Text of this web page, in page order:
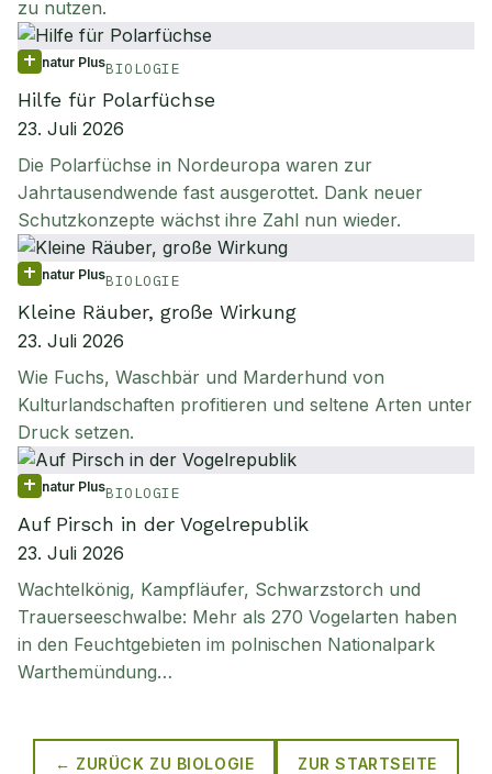
zu nutzen.
natur PlusBIOLOGIE
Hilfe für Polarfüchse
23. Juli 2026
Die Polarfüchse in Nordeuropa waren zur
Jahrtausendwende fast ausgerottet. Dank neuer
Schutzkonzepte wächst ihre Zahl nun wieder.
natur PlusBIOLOGIE
Kleine Räuber, große Wirkung
23. Juli 2026
Wie Fuchs, Waschbär und Marderhund von
Kulturlandschaften profitieren und seltene Arten unter
Druck setzen.
natur PlusBIOLOGIE
Auf Pirsch in der Vogelrepublik
23. Juli 2026
Wachtelkönig, Kampfläufer, Schwarzstorch und
Trauerseeschwalbe: Mehr als 270 Vogelarten haben
in den Feuchtgebieten im polnischen Nationalpark
Warthemündung…
← ZURÜCK ZU BIOLOGIE ZUR STARTSEITE